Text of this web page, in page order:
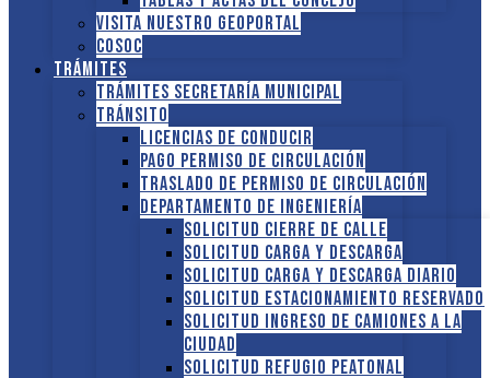
Visita nuestro GEOPORTAL
COSOC
Trámites
Trámites Secretaría Municipal
Tránsito
Licencias de conducir
Pago Permiso de Circulación
Traslado de Permiso de circulación
Departamento de Ingeniería
Solicitud Cierre de calle
Solicitud Carga y descarga
Solicitud Carga y descarga diario
Solicitud Estacionamiento reservado
Solicitud Ingreso de camiones a la
ciudad
Solicitud Refugio peatonal